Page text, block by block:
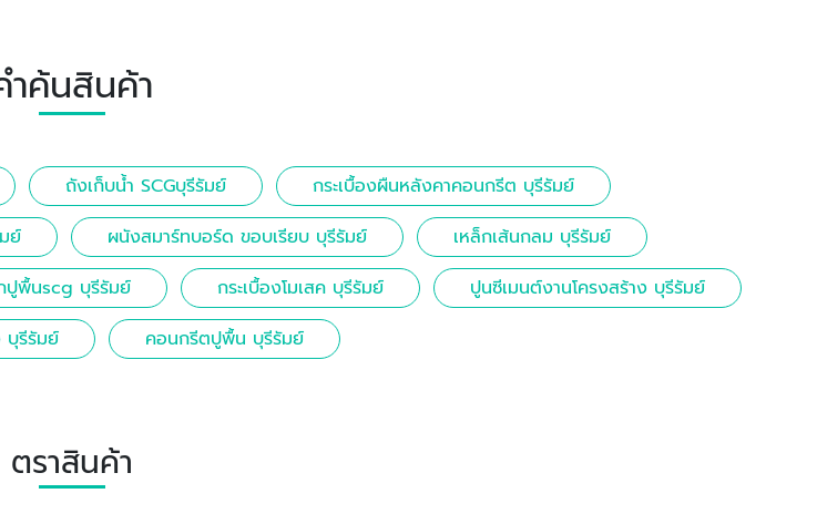
ำค้นสินค้า
ถังเก็บน้ำ SCGบุรีรัมย์
กระเบื้องผืนหลังคาคอนกรีต บุรีรัมย์
ย์ ผนังสมาร์ทบอร์ด ขอบเรียบ บุรีรัมย์
เหล็กเส้นกลม บุรีรัมย์
ปูพื้นscg บุรีรัมย์ กระเบื้องโมเสค บุรีรัมย์
ปูนซีเมนต์งานโครงสร้าง บุรีรัมย์
บุรีรัมย์
คอนกรีตปูพื้น บุรีรัมย์
ตราสินค้า